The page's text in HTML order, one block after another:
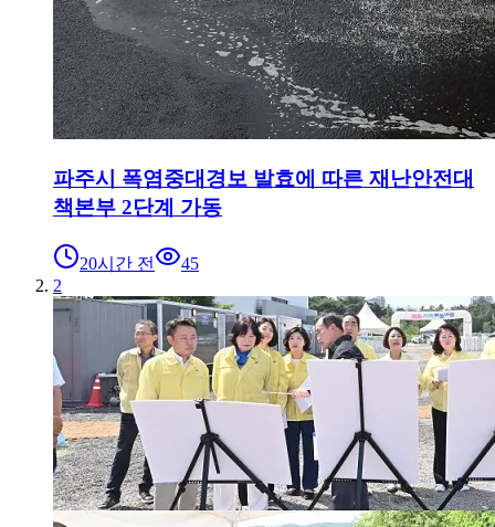
파주시 폭염중대경보 발효에 따른 재난안전대
책본부 2단계 가동
20시간 전
45
2